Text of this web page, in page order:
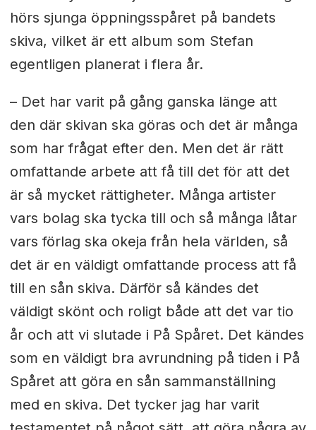
hörs sjunga öppningsspåret på bandets
skiva, vilket är ett album som Stefan
egentligen planerat i flera år.
– Det har varit på gång ganska länge att
den där skivan ska göras och det är många
som har frågat efter den. Men det är rätt
omfattande arbete att få till det för att det
är så mycket rättigheter. Många artister
vars bolag ska tycka till och så många låtar
vars förlag ska okeja från hela världen, så
det är en väldigt omfattande process att få
till en sån skiva. Därför så kändes det
väldigt skönt och roligt både att det var tio
år och att vi slutade i På Spåret. Det kändes
som en väldigt bra avrundning på tiden i På
Spåret att göra en sån sammanställning
med en skiva. Det tycker jag har varit